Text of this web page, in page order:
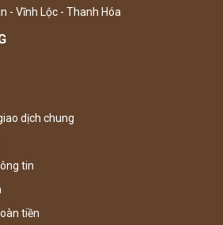
- Vĩnh Lộc - Thanh Hóa
dịch chung
tin
tiền